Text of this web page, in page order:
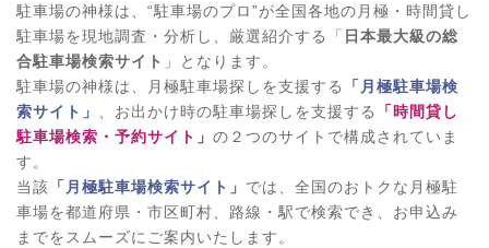
駐車場の神様は、“駐車場のプロ”が全国各地の月極・時間貸し
駐車場を現地調査・分析し、厳選紹介する「 日本最大級の総
合駐車場検索サイト 」となります。
駐車場の神様は、月極駐車場探しを支援する
「月極駐車場検
索サイト」
、お出かけ時の駐車場探しを支援する
「時間貸し
駐車場検索・予約サイト」 の２つのサイトで構成されていま
す。
当該 「月極駐車場検索サイト」 では、全国のおトクな月極駐
車場を都道府県・市区町村、路線・駅で検索でき、お申込み
までをスムーズにご案内いたします。